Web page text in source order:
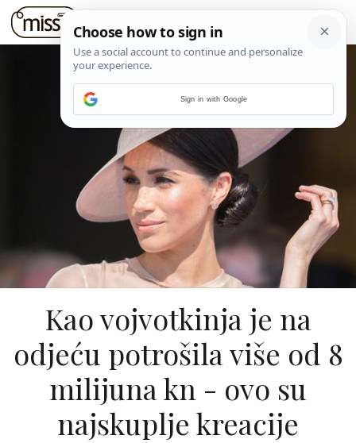
Kao vojvotkinja je na
odjeću potrošila više od 8
milijuna kn - ovo su
najskuplje kreacije
Sign in with Google